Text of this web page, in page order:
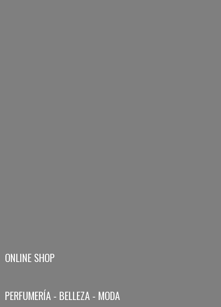
ONLINE SHOP
PERFUMERÍA - BELLEZA - MODA